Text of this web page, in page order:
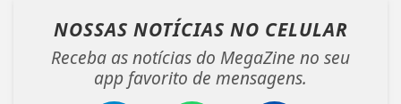
NOSSAS NOTÍCIAS NO CELULAR
Receba as notícias do MegaZine no seu
app favorito de mensagens.